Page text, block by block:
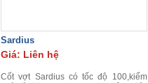
Sardius
Giá: Liên hệ
Cốt vợt Sardius có tốc độ 100,kiểm